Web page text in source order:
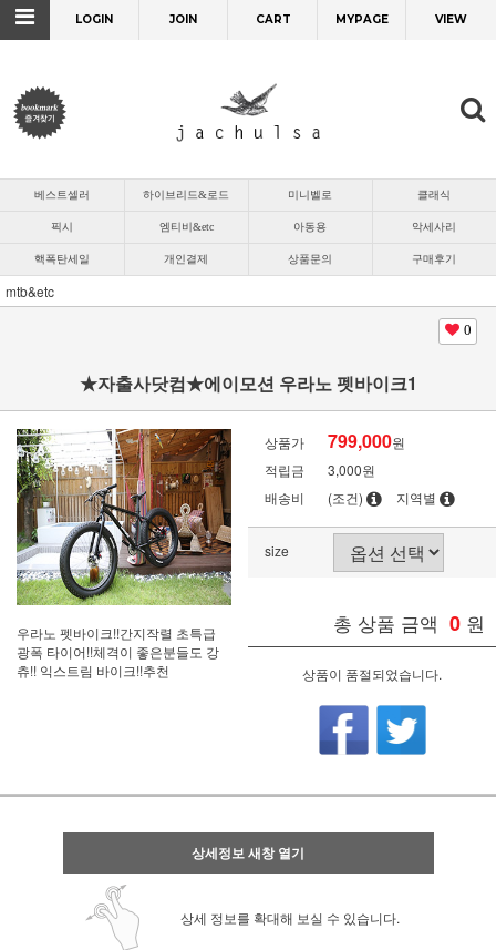
LOGIN JOIN CART MYPAGE VIEW
베스트셀러 하이브리드&로드 미니벨로 클래식
픽시 엠티비&etc 아동용 악세사리
핵폭탄세일 개인결제 상품문의 구매후기
mtb&etc
0
★자출사닷컴★에이모션 우라노 펫바이크1
우라노 펫바이크!!간지작렬 초특급
광폭 타이어!!체격이 좋은분들도 강
츄!! 익스트림 바이크!!추천
상품가 799,000원
적립금
3,000원
배송비
(조건) 지역별
size
총 상품 금액 0 원
상품이 품절되었습니다.
상세정보 새창 열기
상세 정보를 확대해 보실 수 있습니다.